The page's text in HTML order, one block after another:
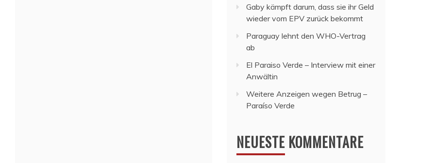
Gaby kämpft darum, dass sie ihr Geld
wieder vom EPV zurück bekommt
Paraguay lehnt den WHO-Vertrag
ab
El Paraiso Verde – Interview mit einer
Anwältin
Weitere Anzeigen wegen Betrug –
Paraíso Verde
NEUESTE KOMMENTARE